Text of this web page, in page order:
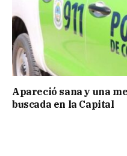
Apareció sana y una
buscada en la Capital